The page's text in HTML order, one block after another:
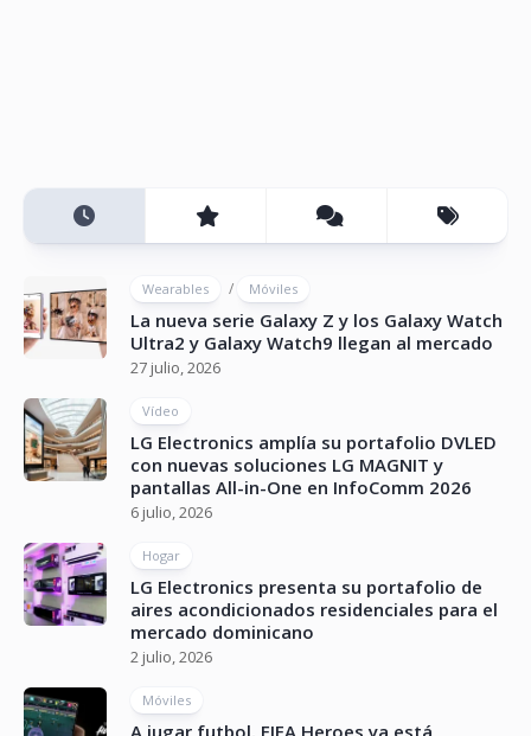
Wearables / Móviles
La nueva serie Galaxy Z y los Galaxy Watch
Ultra2 y Galaxy Watch9 llegan al mercado
27 julio, 2026
Vídeo
LG Electronics amplía su portafolio DVLED
con nuevas soluciones LG MAGNIT y
pantallas All-in-One en InfoComm 2026
6 julio, 2026
Hogar
LG Electronics presenta su portafolio de
aires acondicionados residenciales para el
mercado dominicano
2 julio, 2026
Móviles